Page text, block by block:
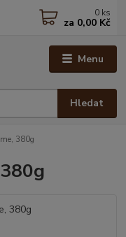
Menu
Hledat
0 ks
za 0,00 Kč
380g